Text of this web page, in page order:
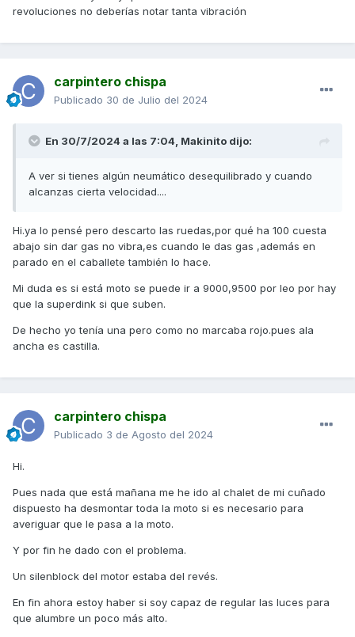
revoluciones no deberías notar tanta vibración
carpintero chispa
Publicado 30 de Julio del 2024
En 30/7/2024 a las 7:04, Makinito dijo:
A ver si tienes algún neumático desequilibrado y cuando
alcanzas cierta velocidad....
Hi.ya lo pensé pero descarto las ruedas,por qué ha 100 cuesta
abajo sin dar gas no vibra,es cuando le das gas ,además en
parado en el caballete también lo hace.
Mi duda es si está moto se puede ir a 9000,9500 por leo por hay
que la superdink si que suben.
De hecho yo tenía una pero como no marcaba rojo.pues ala
ancha es castilla.
carpintero chispa
Publicado 3 de Agosto del 2024
Hi.
Pues nada que está mañana me he ido al chalet de mi cuñado
dispuesto ha desmontar toda la moto si es necesario para
averiguar que le pasa a la moto.
Y por fin he dado con el problema.
Un silenblock del motor estaba del revés.
En fin ahora estoy haber si soy capaz de regular las luces para
que alumbre un poco más alto.